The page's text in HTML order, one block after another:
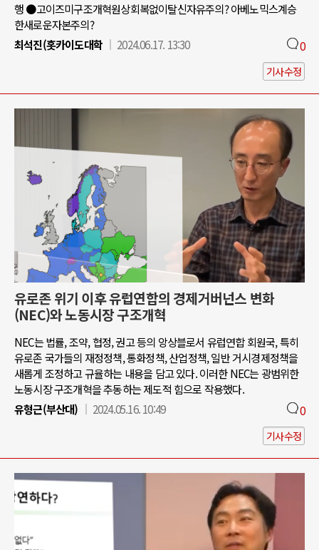
행 ●고이즈미구조개혁원상회복없이탈신자유주의? 아베노믹스계승
한새로운자본주의?
최석진(홋카이도대학
2024.06.17. 13:30 0
기사수정
유로존 위기 이후 유럽연합의 경제거버넌스 변화
(NEC)와 노동시장 구조개혁
NEC는 법률, 조약, 협정, 권고 등의 앙상블로서 유럽연합 회원국, 특히
유로존 국가들의 재정정책, 통화정책, 산업정책, 일반 거시경제정책을
새롭게 조정하고 규율하는 내용을 담고 있다. 이러한 NEC는 광범위한
노동시장 구조개혁을 추동하는 제도적 힘으로 작용했다.
유형근(부산대)
2024.05.16. 10:49 0
기사수정